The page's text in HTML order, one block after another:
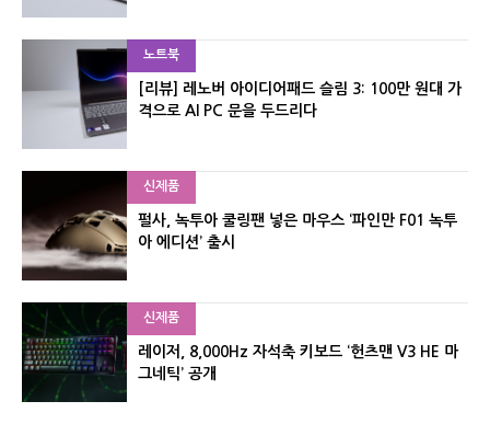
노트북
[리뷰] 레노버 아이디어패드 슬림 3: 100만 원대 가
격으로 AI PC 문을 두드리다
신제품
펄사, 녹투아 쿨링팬 넣은 마우스 ‘파인만 F01 녹투
아 에디션’ 출시
신제품
레이저, 8,000Hz 자석축 키보드 ‘헌츠맨 V3 HE 마
그네틱’ 공개